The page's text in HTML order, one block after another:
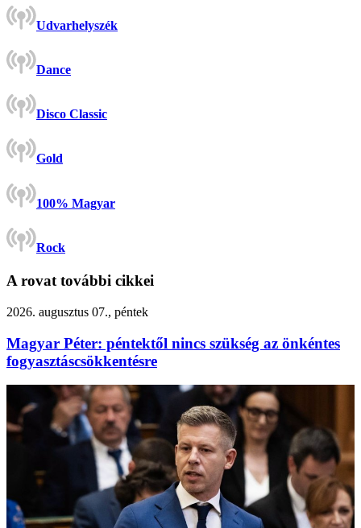
Udvarhelyszék
Dance
Disco Classic
Gold
100% Magyar
Rock
A rovat további cikkei
2026. augusztus 07., péntek
Magyar Péter: péntektől nincs szükség az önkéntes
fogyasztáscsökkentésre